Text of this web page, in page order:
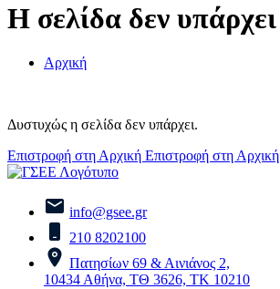
Η σελίδα δεν υπάρχει
Αρχική
Δυστυχώς η σελίδα δεν υπάρχει.
Επιστροφή στη Αρχική Επιστροφή στη Αρχική
info@gsee.gr
210 8202100
Πατησίων 69 & Αινιάνος 2,
10434 Αθήνα, ΤΘ 3626, ΤΚ 10210